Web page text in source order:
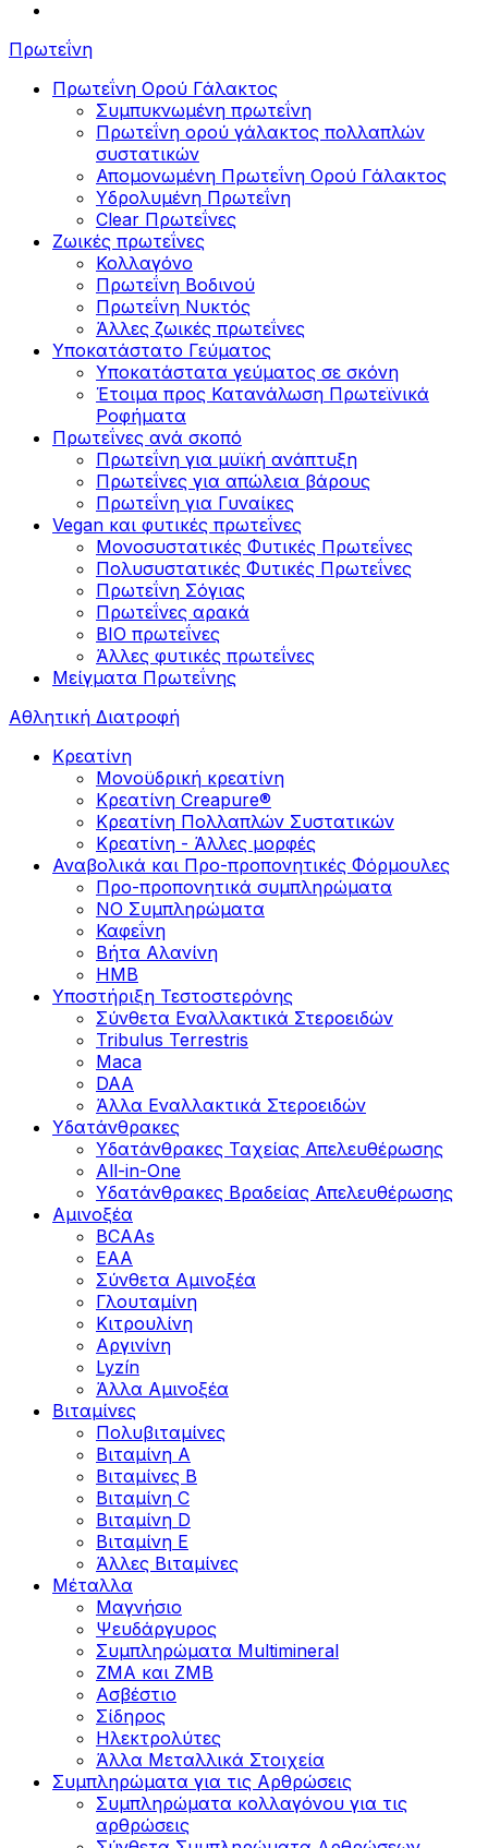
Πρωτεΐνη
Πρωτεΐνη Ορού Γάλακτος
Συμπυκνωμένη πρωτεΐνη
Πρωτεΐνη ορού γάλακτος πολλαπλών
συστατικών
Απομονωμένη Πρωτεΐνη Ορού Γάλακτος
Υδρολυμένη Πρωτεΐνη
Clear Πρωτεΐνες
Ζωικές πρωτεΐνες
Κολλαγόνο
Πρωτεΐνη Βοδινού
Πρωτεΐνη Νυκτός
Άλλες ζωικές πρωτεΐνες
Υποκατάστατο Γεύματος
Υποκατάστατα γεύματος σε σκόνη
Έτοιμα προς Κατανάλωση Πρωτεϊνικά
Ροφήματα
Πρωτεΐνες ανά σκοπό
Πρωτεΐνη για μυϊκή ανάπτυξη
Πρωτεΐνες για απώλεια βάρους
Πρωτεΐνη για Γυναίκες
Vegan και φυτικές πρωτεΐνες
Μονοσυστατικές Φυτικές Πρωτεΐνες
Πολυσυστατικές Φυτικές Πρωτεΐνες
Πρωτεΐνη Σόγιας
Πρωτεΐνες αρακά
ΒIO πρωτεΐνες
Άλλες φυτικές πρωτεΐνες
Μείγματα Πρωτεΐνης
Αθλητική Διατροφή
Κρεατίνη
Μονοϋδρική κρεατίνη
Κρεατίνη Creapure®
Κρεατίνη Πολλαπλών Συστατικών
Κρεατίνη - Άλλες μορφές
Αναβολικά και Προ-προπονητικές Φόρμουλες
Προ-προπονητικά συμπληρώματα
ΝΟ Συμπληρώματα
Καφεΐνη
Βήτα Αλανίνη
HMB
Υποστήριξη Τεστοστερόνης
Σύνθετα Εναλλακτικά Στεροειδών
Tribulus Terrestris
Maca
DAA
Άλλα Εναλλακτικά Στεροειδών
Υδατάνθρακες
Υδατάνθρακες Ταχείας Απελευθέρωσης
All-in-One
Υδατάνθρακες Βραδείας Απελευθέρωσης
Αμινοξέα
BCAAs
EAA
Σύνθετα Αμινοξέα
Γλουταμίνη
Κιτρουλίνη
Αργινίνη
Lyzín
Άλλα Αμινοξέα
Βιταμίνες
Πολυβιταμίνες
Βιταμίνη Α
Βιταμίνες Β
Βιταμίνη C
Βιταμίνη D
Βιταμίνη Ε
Άλλες Βιταμίνες
Μέταλλα
Μαγνήσιο
Ψευδάργυρος
Συμπληρώματα Multimineral
ZMA και ZMB
Ασβέστιο
Σίδηρος
Ηλεκτρολύτες
Άλλα Mεταλλικά Στοιχεία
Συμπληρώματα για τις Αρθρώσεις
Συμπληρώματα κολλαγόνου για τις
αρθρώσεις